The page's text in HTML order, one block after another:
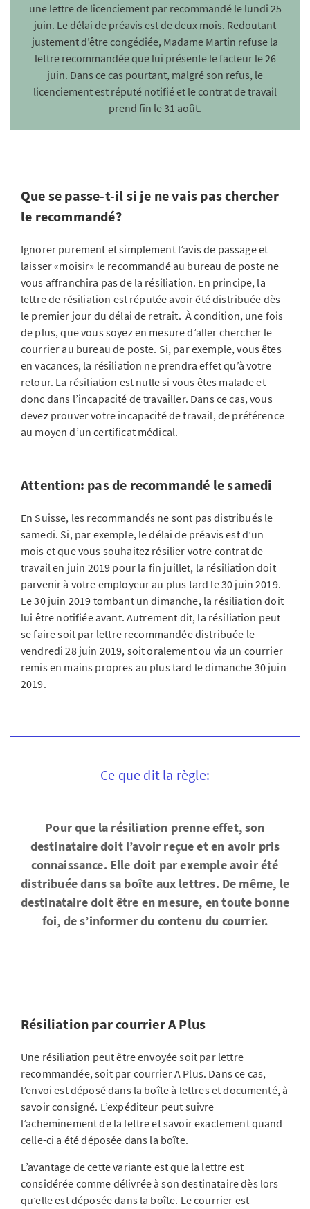
une lettre de licenciement par recommandé le lundi 25
juin. Le délai de préavis est de deux mois. Redoutant
justement d’être congédiée, Madame Martin refuse la
lettre recommandée que lui présente le facteur le 26
juin. Dans ce cas pourtant, malgré son refus, le
licenciement est réputé notifié et le contrat de travail
prend fin le 31 août.
Que se passe-t-il si je ne vais pas chercher
le recommandé?
Ignorer purement et simplement l’avis de passage et
laisser «moisir» le recommandé au bureau de poste ne
vous affranchira pas de la résiliation. En principe, la
lettre de résiliation est réputée avoir été distribuée dès
le premier jour du délai de retrait. À condition, une fois
de plus, que vous soyez en mesure d’aller chercher le
courrier au bureau de poste. Si, par exemple, vous êtes
en vacances, la résiliation ne prendra effet qu’à votre
retour. La résiliation est nulle si vous êtes malade et
donc dans l’incapacité de travailler. Dans ce cas, vous
devez prouver votre incapacité de travail, de préférence
au moyen d’un certificat médical.
Attention: pas de recommandé le samedi
En Suisse, les recommandés ne sont pas distribués le
samedi. Si, par exemple, le délai de préavis est d’un
mois et que vous souhaitez résilier votre contrat de
travail en juin 2019 pour la fin juillet, la résiliation doit
parvenir à votre employeur au plus tard le 30 juin 2019.
Le 30 juin 2019 tombant un dimanche, la résiliation doit
lui être notifiée avant. Autrement dit, la résiliation peut
se faire soit par lettre recommandée distribuée le
vendredi 28 juin 2019, soit oralement ou via un courrier
remis en mains propres au plus tard le dimanche 30 juin
2019.
Ce que dit la règle:
Pour que la résiliation prenne effet, son
destinataire doit l’avoir reçue et en avoir pris
connaissance. Elle doit par exemple avoir été
distribuée dans sa boîte aux lettres. De même, le
destinataire doit être en mesure, en toute bonne
foi, de s’informer du contenu du courrier.
Résiliation par courrier A Plus
Une résiliation peut être envoyée soit par lettre
recommandée, soit par courrier A Plus. Dans ce cas,
l’envoi est déposé dans la boîte à lettres et documenté, à
savoir consigné. L’expéditeur peut suivre
l’acheminement de la lettre et savoir exactement quand
celle-ci a été déposée dans la boîte.
L’avantage de cette variante est que la lettre est
considérée comme délivrée à son destinataire dès lors
qu’elle est déposée dans la boîte. Le courrier est